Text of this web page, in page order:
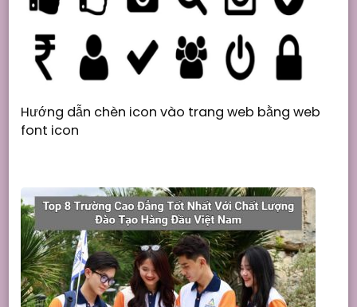
Hướng dẫn chèn icon vào trang web bằng web
font icon